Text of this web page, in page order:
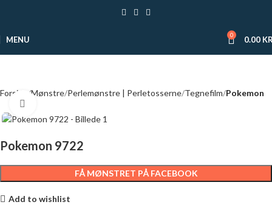
MENU 0 0.00
Forside Mønstre Perlemønstre | Perletosserne Tegnefilm Pokemon
Pokemon 9722
FÅ MØNSTRET PÅ FACEBOOK
Add to wishlist